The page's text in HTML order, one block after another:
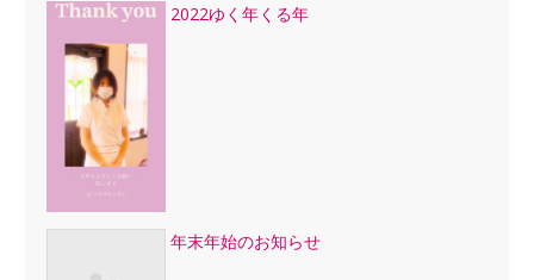
2022ゆく年くる年
年末年始のお知らせ